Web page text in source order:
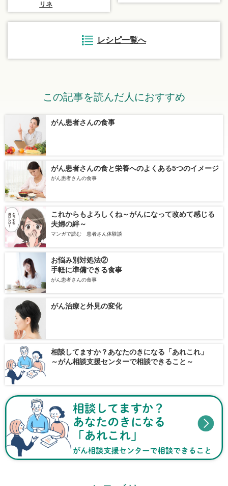
リネ
レシピ一覧へ
この記事を読んだ人におすすめ
がん患者さんの食事
がん患者さんの食と栄養へのよくある5つのイメージ
がん患者さんの食事
これからもよろしくね～がんになって改めて感じる
夫婦の絆～
マンガで読む 患者さん体験談
お悩み別対処法②
手軽に準備できる食事
がん患者さんの食事
がん治療と外見の変化
相談してますか？あなたのきになる「あれこれ」
～がん相談支援センターで相談できること～